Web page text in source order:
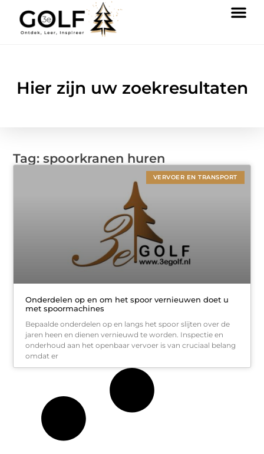
Hier zijn uw zoekresultaten
Tag: spoorkranen huren
VERVOER EN TRANSPORT
Onderdelen op en om het spoor vernieuwen doet u
met spoormachines
Bepaalde onderdelen op en langs het spoor slijten over de
jaren heen en dienen vernieuwd te worden. Inspectie en
onderhoud aan het openbaar vervoer is van cruciaal belang
omdat er